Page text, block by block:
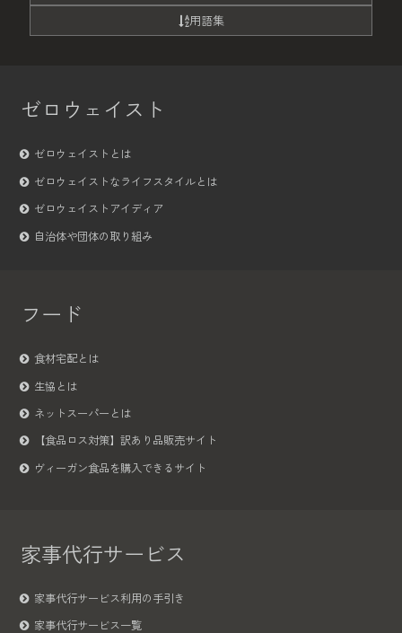
用語集
ゼロウェイスト
ゼロウェイストとは
ゼロウェイストなライフスタイルとは
ゼロウェイストアイディア
自治体や団体の取り組み
フード
食材宅配とは
生協とは
ネットスーパーとは
【食品ロス対策】訳あり品販売サイト
ヴィーガン食品を購入できるサイト
家事代行サービス
家事代行サービス利用の手引き
家事代行サービス一覧